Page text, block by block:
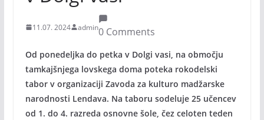
11.07. 2024 admin0 Comments
Od ponedeljka do petka v Dolgi vasi, na območju
tamkajšnjega lovskega doma poteka rokodelski
tabor v organizaciji Zavoda za kulturo madžarske
narodnosti Lendava. Na taboru sodeluje 25 učencev
od 1. do 4. razreda osnovne šole, čez celoten teden